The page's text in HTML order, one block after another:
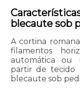
blecaute sob
A cortina
filamentos
automática ou
partir de tecido
blecaute sob